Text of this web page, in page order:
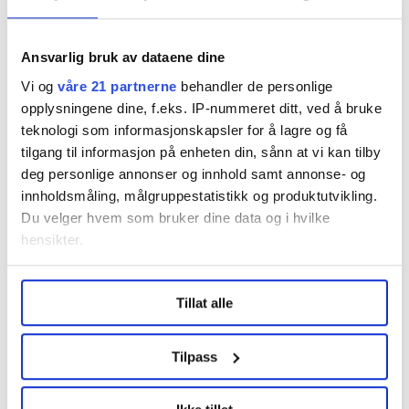
Ansvarlig bruk av dataene dine
Vi og våre 21 partnerne behandler de personlige
opplysningene dine, f.eks. IP-nummeret ditt, ved å bruke
teknologi som informasjonskapsler for å lagre og få
tilgang til informasjon på enheten din, sånn at vi kan tilby
deg personlige annonser og innhold samt annonse- og
innholdsmåling, målgruppestatistikk og produktutvikling.
Du velger hvem som bruker dine data og i hvilke
hensikter.
Undermer infokan du lese om hvordan dine personlige
data behandles og hvordan du kan velge hvordan de skal
brukes. Du kan hele tiden endre eller trekke tilbake ditt
samtykke fra erklæringen om informasjonskapsler.
LO Medias publikasjoner frifagbevegelse.no, hk-nytt.no
Tillat alle
Tilpass
Del artikkel
Nå:5stillingsannonser
Regionleder Region Indre Øst